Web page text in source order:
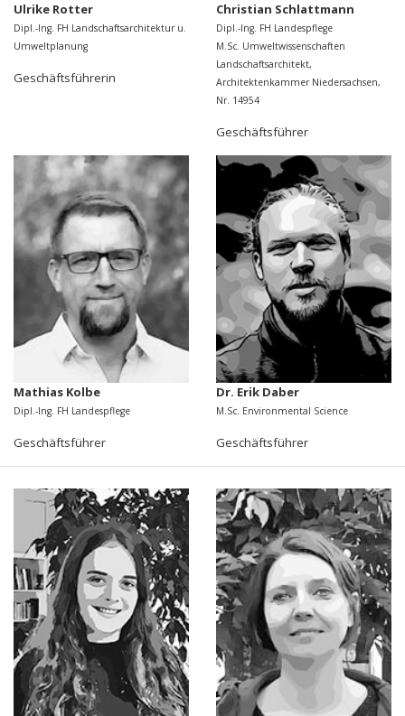
Ulrike Rotter
Dipl.-Ing. FH Landschaftsarchitektur u.
Umweltplanung
Geschäftsführerin
Christian Schlattmann
Dipl.-Ing. FH Landespflege
M.Sc. Umweltwissenschaften
Landschaftsarchitekt,
Architektenkammer Niedersachsen,
Nr. 14954
Geschäftsführer
Mathias Kolbe
Dipl.-Ing. FH Landespflege
Geschäftsführer
Dr. Erik Daber
M.Sc. Environmental Science
Geschäftsführer